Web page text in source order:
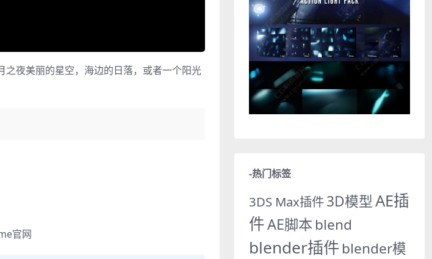
夜美丽的星空，海边的日落，或者一个阳光
官网
-热门标签
3DS Max插件3D模型AE插
件AE脚本 blend
blender插件 blender模